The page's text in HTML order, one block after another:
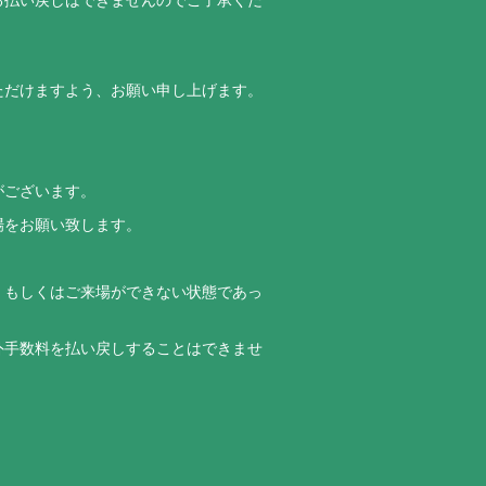
けますよう、お願い申し上げます。
ざいます。
お願い致します。
しくはご来場ができない状態であっ
数料を払い戻しすることはできませ